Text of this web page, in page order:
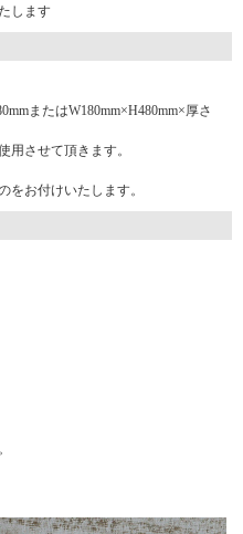
します
またはW180mm×H480mm×厚さ
させて頂きます。
お付けいたします。